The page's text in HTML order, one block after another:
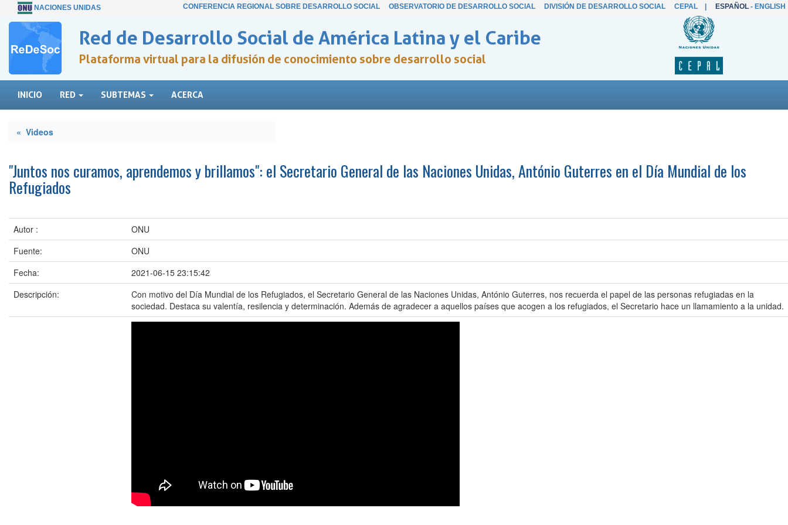
NACIONES UNIDAS CONFERENCIA REGIONAL SOBRE DESARROLLO SOCIAL OBSERVATORIO DE DESARROLLO SOCIAL DIVISIÓN DE DESARROLLO SOCIAL CEPAL| ESPAÑOL- ENGLISH
Red de Desarrollo Social de América Latina y el Caribe
Plataforma virtual para la difusión de conocimiento sobre desarrollo social
INICIO RED SUBTEMAS ACERCA
« Videos
"Juntos nos curamos, aprendemos y brillamos": el Secretario General de las Naciones Unidas, António Guterres en el Día Mundial de los
Refugiados
Autor :
ONU
Fuente:
ONU
Fecha:
2021-06-15 23:15:42
Descripción:
Con motivo del Día Mundial de los Refugiados, el Secretario General de las Naciones Unidas, António Guterres, nos recuerda el papel de las personas refugiadas en la
sociedad. Destaca su valentía, resilencia y determinación. Además de agradecer a aquellos países que acogen a los refugiados, el Secretario hace un llamamiento a la unidad.